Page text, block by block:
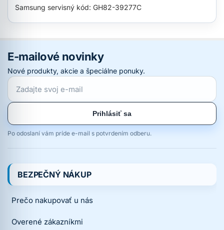
Samsung servisný kód: GH82-39277C
E-mailové novinky
Nové produkty, akcie a špeciálne ponuky.
Prihlásiť sa
Po odoslaní vám príde e-mail s potvrdením odberu.
BEZPEČNÝ NÁKUP
Prečo nakupovať u nás
Overené zákazníkmi